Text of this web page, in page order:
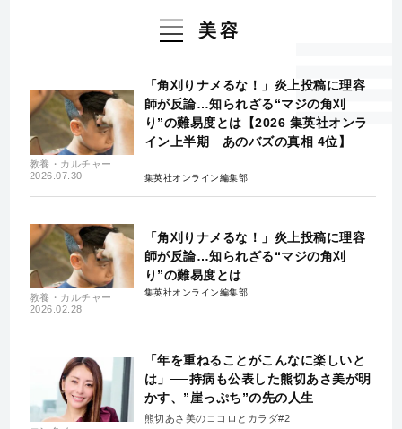
美容
教養・カルチャー
2026.07.30
「角刈りナメるな！」炎上投稿に理容
師が反論…知られざる“マジの角刈
り”の難易度とは【2026 集英社オンラ
イン上半期 あのバズの真相 4位】
集英社オンライン編集部
教養・カルチャー
2026.02.28
「角刈りナメるな！」炎上投稿に理容
師が反論…知られざる“マジの角刈
り”の難易度とは
集英社オンライン編集部
「年を重ねることがこんなに楽しいと
は」──持病も公表した熊切あさ美が明
かす、”崖っぷち”の先の人生
熊切あさ美のココロとカラダ#2